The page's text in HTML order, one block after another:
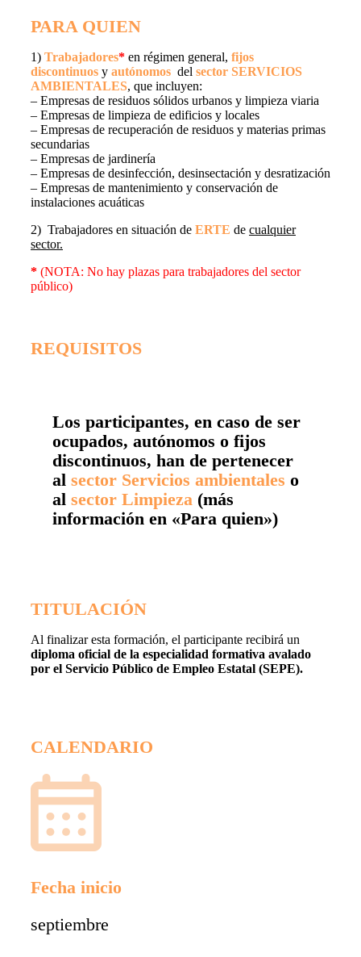
PARA QUIEN
1) Trabajadores* en régimen general, fijos
discontinuos y autónomos del sector SERVICIOS
AMBIENTALES, que incluyen:
– Empresas de residuos sólidos urbanos y limpieza viaria
– Empresas de limpieza de edificios y locales
– Empresas de recuperación de residuos y materias primas
secundarias
– Empresas de jardinería
– Empresas de desinfección, desinsectación y desratización
– Empresas de mantenimiento y conservación de
instalaciones acuáticas
2) Trabajadores en situación de ERTE de cualquier
sector.
* (NOTA: No hay plazas para trabajadores del sector
público)
REQUISITOS
Los participantes, en caso de ser
ocupados, autónomos o fijos
discontinuos, han de pertenecer
alsector Servicios ambientales o
alsector Limpieza (más
información en «Para quien»)
TITULACIÓN
Al finalizar esta formación, el participante recibirá un
diploma oficial de la especialidad formativa avalado
por el Servicio Público de Empleo Estatal (SEPE).
CALENDARIO
Fecha inicio
septiembre